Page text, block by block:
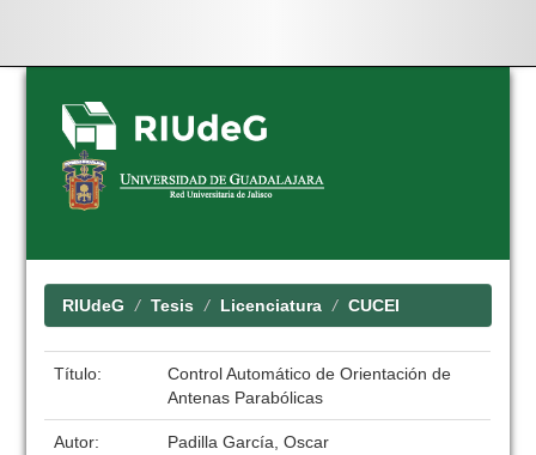
Skip
navigation
RIUdeG Tesis Licenciatura CUCEI
Título:
Control Automático de Orientación de
Antenas Parabólicas
Autor:
Padilla García, Oscar